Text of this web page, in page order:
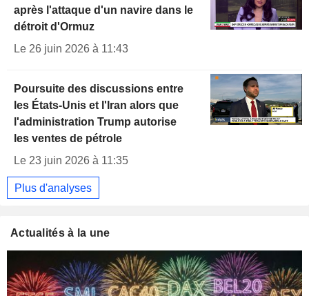
après l'attaque d'un navire dans le
détroit d'Ormuz
Le 26 juin 2026 à 11:43
Poursuite des discussions entre
les États-Unis et l'Iran alors que
l'administration Trump autorise
les ventes de pétrole
Le 23 juin 2026 à 11:35
Plus d'analyses
Actualités à la une